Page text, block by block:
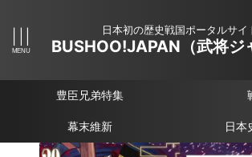
日本初の歴史戦国ポータルサイ
BUSHOO!JAPAN（武将ジ
豊臣兄弟特集
幕末維新 日本